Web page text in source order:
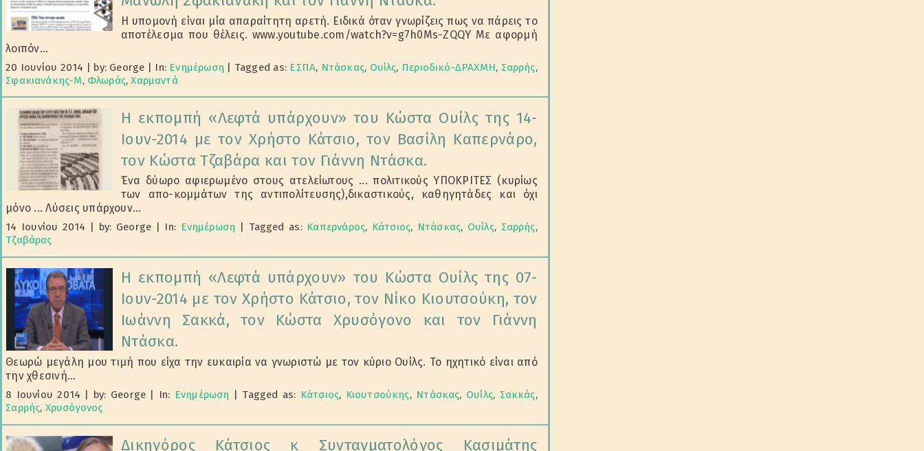
Η υπομονή είναι μία απαραίτητη αρετή. Ειδικά όταν γνωρίζεις πως να πάρεις το
αποτέλεσμα που θέλεις. www.youtube.com/watch?v=g7h0Ms-ZQQY Με αφορμή
λοιπόν...
20 Ιουνίου 2014 | by: George | In: Ενημέρωση | Tagged as: ΕΣΠΑ, Ντάσκας, Ουίλς, Περιοδικό-ΔΡΑΧΜΗ, Σαρρής,
Σφακιανάκης-Μ, Φλωράς,Χαρμαντά
Η εκπομπή «Λεφτά υπάρχουν» του Κώστα Ουίλς της 14-
Ιουν-2014 με τον Χρήστο Κάτσιο, τον Βασίλη Καπερνάρο,
τον Κώστα Τζαβάρα και τον Γιάννη Ντάσκα.
Ένα δύωρο αφιερωμένο στους ατελείωτους ... πολιτικούς ΥΠΟΚΡΙΤΕΣ (κυρίως
των απο-κομμάτων της αντιπολίτευσης),δικαστικούς, καθηγητάδες και όχι
μόνο ... Λύσεις υπάρχουν...
14 Ιουνίου 2014 by: George In: Ενημέρωση Tagged as: Καπερνάρος, Κάτσιος, Ντάσκας, Ουίλς, Σαρρής,
Τζαβάρας
Η εκπομπή «Λεφτά υπάρχουν» του Κώστα Ουίλς της 07-
Ιουν-2014 με τον Χρήστο Κάτσιο, τον Νίκο Κιουτσούκη, τον
Ιωάννη Σακκά, τον Κώστα Χρυσόγονο και τον Γιάννη
Ντάσκα.
Θεωρώ μεγάλη μου τιμή που είχα την ευκαιρία να γνωριστώ με τον κύριο Ουίλς. Το ηχητικό είναι από
την χθεσινή...
8 Ιουνίου 2014 | by: George | In: Ενημέρωση | Tagged as: Κάτσιος, Κιουτσούκης, Ντάσκας, Ουίλς, Σακκάς,
Σαρρής, Χρυσόγονος
Δικηγόρος Κάτσιος κ Συνταγματολόγος Κασιμάτης